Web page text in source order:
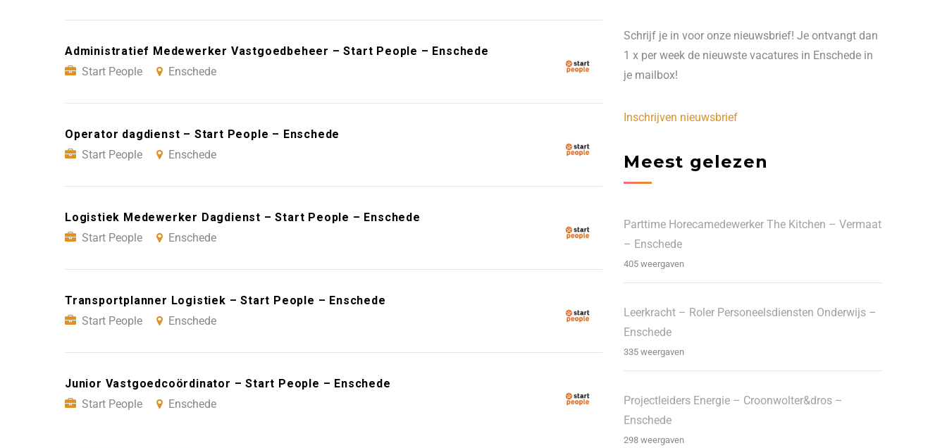
Administratief Medewerker Vastgoedbeheer – Start People – Enschede
Start People
Enschede
Operator dagdienst – Start People – Enschede
Start People
Enschede
Logistiek Medewerker Dagdienst – Start People – Enschede
Start People
Enschede
Transportplanner Logistiek – Start People – Enschede
Start People
Enschede
Junior Vastgoedcoördinator – Start People – Enschede
Start People
Enschede
Schrijf je in voor onze nieuwsbrief! Je ontvangt dan
1 x per week de nieuwste vacatures in Enschede in
je mailbox!
Inschrijven nieuwsbrief
Meest gelezen
Parttime Horecamedewerker The Kitchen – Vermaat
– Enschede
405 weergaven
Leerkracht – Roler Personeelsdiensten Onderwijs –
Enschede
335 weergaven
Projectleiders Energie – Croonwolter&dros –
Enschede
298 weergaven